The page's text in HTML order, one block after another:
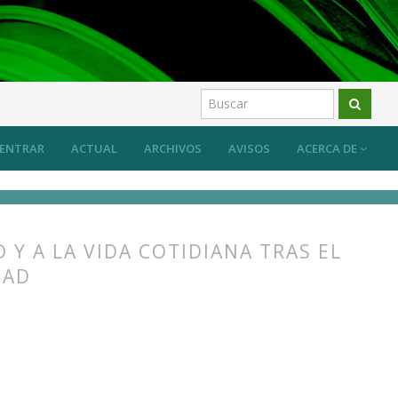
ACTUAL ARCHIVOS AVISOS ACERCA DE
ENTRAR
Y A LA VIDA COTIDIANA TRAS EL